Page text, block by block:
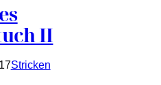
II
Stricken